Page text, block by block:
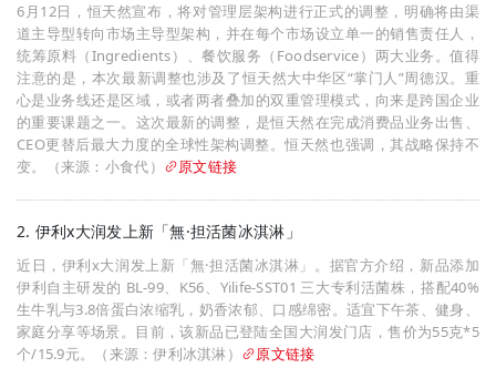
6月12日，恒天然宣布，将对管理层架构进行正式的调整，明确将由渠
道主导型转向市场主导型架构，并在每个市场设立单一的销售责任人，
统筹原料（Ingredients）、餐饮服务（Foodservice）两大业务。值得
注意的是，本次最新调整也涉及了恒天然大中华区“掌门人”周德汉。重
心是业务线还是区域，或者两者叠加的双重管理模式，向来是跨国企业
的重要课题之一。这次最新的调整，是恒天然在完成消费品业务出售、
CEO更替后最大力度的全球性架构调整。恒天然也强调，其战略保持不
变。（来源：小食代）
原文链接
2. 伊利x大润发上新「無·担活菌冰淇淋」
近日，伊利x大润发上新「無·担活菌冰淇淋」。据官方介绍，新品添加
伊利自主研发的 BL-99、K56、Yilife-SST01 三大专利活菌株，搭配40%
生牛乳与3.8倍蛋白浓缩乳，奶香浓郁、口感绵密。适宜下午茶、健身、
家庭分享等场景。目前，该新品已登陆全国大润发门店，售价为55克*5
个/15.9元。（来源：伊利冰淇淋）
原文链接